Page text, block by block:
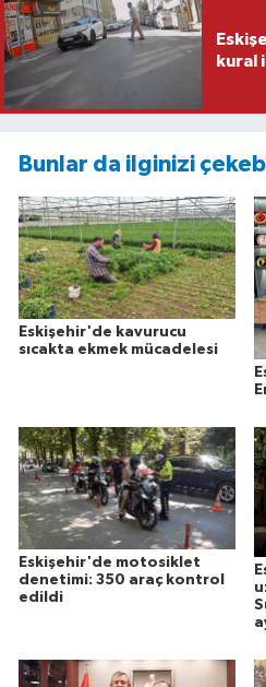
kural
Bunlar da ilginizi
Eskişehir'de kavurucu
sıcakta ekmek mücadelesi
Eskişehir'de motosiklet
denetimi: 350 araç kontrol
edildi